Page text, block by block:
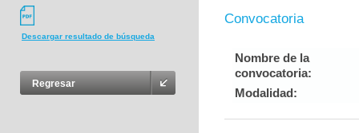
Descargar resultado de búsqueda
Regresar
Convocatoria
Nombre de la
convocatoria:
Modalidad: